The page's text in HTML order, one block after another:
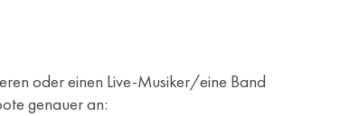
oder einen Live-Musiker/eine Band
genauer an: